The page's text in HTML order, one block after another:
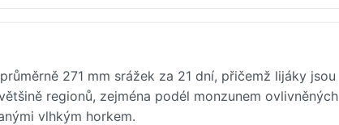
271 mm srážek za 21 dní, přičemž lijáky jsou
regionů, zejména podél monzunem ovlivněných
vlhkým horkem.